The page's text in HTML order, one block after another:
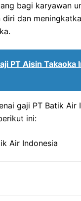
bagi karyawan
diri dan
PT Aisin Takaoka
gaji PT Batik Air
ini:
Air Indonesia